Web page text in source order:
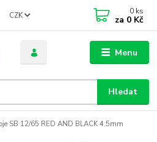
Menu
CZK
Hledat
0 ks
za 0 Kč
SB 12/65 RED AND BLACK 4,5mm